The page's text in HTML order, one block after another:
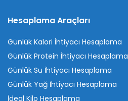
Hesaplama Araçları
Günlük Kalori İhtiyacı Hesaplama
Günlük Protein İhtiyacı Hesaplama
Günlük Su İhtiyacı Hesaplama
Günlük Yağ İhtiyacı Hesaplama
İdeal Kilo Hesaplama